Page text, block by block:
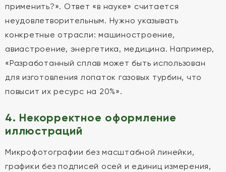
применить?». Ответ «в науке» считается
неудовлетворительным. Нужно указывать
конкретные отрасли: машиностроение,
авиастроение, энергетика, медицина. Например,
«Разработанный сплав может быть использован
для изготовления лопаток газовых турбин, что
повысит их ресурс на 20%».
4. Некорректное оформление
иллюстраций
Микрофотографии без масштабной линейки,
графики без подписей осей и единиц измерения,